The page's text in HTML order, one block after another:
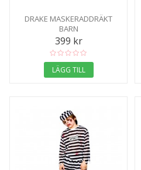
DRAKE MASKERADDRÄKT
BARN
399 kr
LÄGG TILL